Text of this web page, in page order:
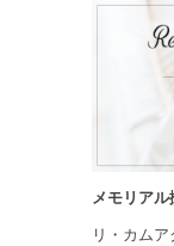
メモリアル
リ・カム